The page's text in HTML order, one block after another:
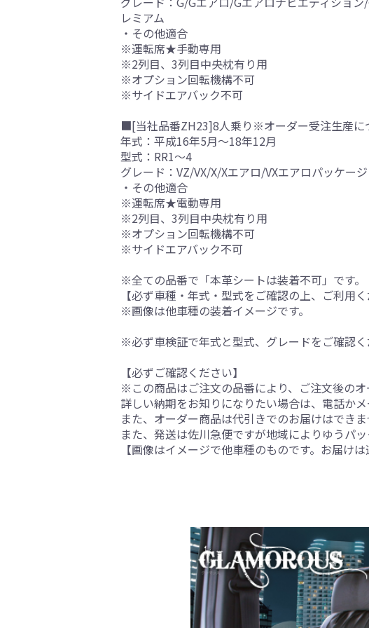
レミアム
・その他適合
※運転席★手動専用
※2列目、3列目中央枕有り用
※オプション回転機構不可
※サイドエアバック不可
■[当社品番ZH23]8人乗り※オーダー受注生産に
年式：平成16年5月～18年12月
型式：RR1～4
グレード：VZ/VX/X/Xエアロ/VXエアロパッケージ
・その他適合
※運転席★電動専用
※2列目、3列目中央枕有り用
※オプション回転機構不可
※サイドエアバック不可
※全ての品番で「本革シートは装着不可」です。
【必ず車種・年式・型式をご確認の上、ご利用く
※画像は他車種の装着イメージです。
※必ず車検証で年式と型式、グレードをご確認
【必ずご確認ください】
※この商品はご注文の品番により、ご注文後の
詳しい納期をお知りになりたい場合は、電話か
また、オーダー商品は代引きでのお届けはでき
また、発送は佐川急便ですが地域によりゆうパ
【画像はイメージで他車種のものです。お届け